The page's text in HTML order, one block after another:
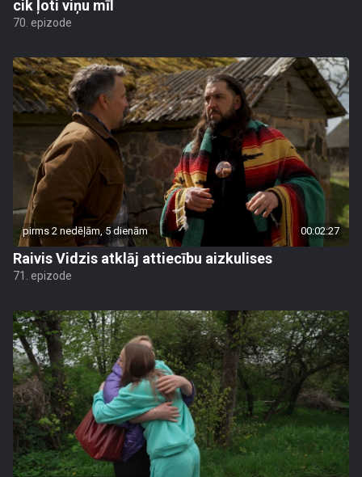
cik ļoti viņu mīl
70. epizode
pirms 2 nedēļām, 5 dienām 00:02:27
Raivis Vidzis atklāj attiecību aizkulises
71. epizode